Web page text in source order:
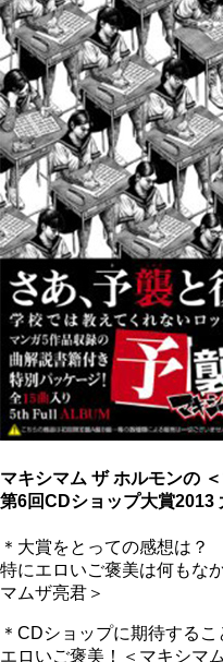
マキシマム ザ ホルモンの
第6回CDショップ大賞2013
＊大賞をとっての感想は？
特にエロいご褒美は何もな
マムザ亮君＞
＊CDショップに期待するこ
エロいご褒美！＜マキシマ